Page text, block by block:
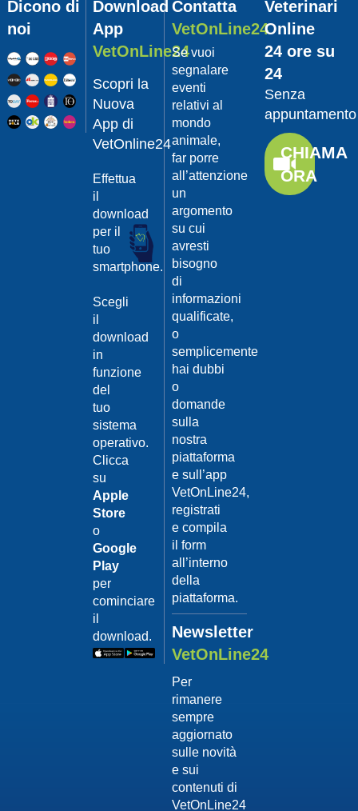
con
Dott.
Felici
Manuel
Guarda
il video
da
Dott.
Felici
Dicono di
noi
Download
App
VetOnLine24
Scopri la
Nuova
App di
VetOnline24
Effettua
il
download
per il
tuo
smartphone.
Scegli
il
download
in
funzione
del
tuo
sistema
operativo.
Clicca
su
Apple
Store
o
Google
Play
per
cominciare
il
download.
Contatta
VetOnLine24
Se vuoi
segnalare
eventi
relativi al
mondo
animale,
far porre
all’attenzione
un
argomento
su cui
avresti
bisogno
di
informazioni
qualificate,
o
semplicemente
hai dubbi
o
domande
sulla
nostra
piattaforma
e sull’app
VetOnLine24,
registrati
e compila
il form
all’interno
della
piattaforma.
Newsletter
VetOnLine24
Per
rimanere
sempre
aggiornato
sulle novità
e sui
contenuti di
VetOnLine24
Veterinari
Online
24 ore su
24
Senza
appuntamento
CHIAMA
ORA